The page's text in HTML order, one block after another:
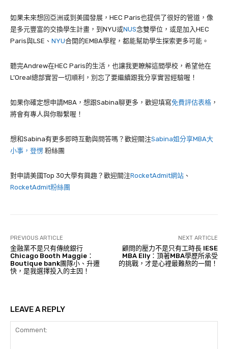
如果未來想回亞洲或到美國發展， HEC Paris也提供了很好的管道，像
是多元豐富的交換學生計畫，到NYU或NUS念雙學位，或是加入 HEC
Paris與LSE 、 NYU合開的EMBA學程，都能幫助學生探索更多可能。
聽完Andrew在HEC Paris的生活，也讓我更瞭解這間學校，希望他在
L’Oreal總部實習一切順利，別忘了要繼續跟我分享實習經驗喔！
如果你確定想申請MBA，想跟Sabina聊更多，歡迎填寫免費評估表格 ，
將會有專人與你聯繫喔！
想和Sabina有更多即時互動與問答嗎？歡迎關注Sabina姐分享MBA大
小事，登愣 粉絲團
對申請美國Top 30大學有興趣？歡迎關注RocketAdmit網站 、
RocketAdmit粉絲團
PREVIOUS ARTICLE
金融業不是只有傳統銀行
Chicago Booth Maggie：
Boutique bank團隊小、升遷
快，是我選擇投入的主因！
NEXT ARTICLE
顧問的壓力不是只有工時長 IESE
MBA Elly：頂著MBA學歷所承受
的挑戰，才是心裡最難熬的一關！
LEAVE A REPLY